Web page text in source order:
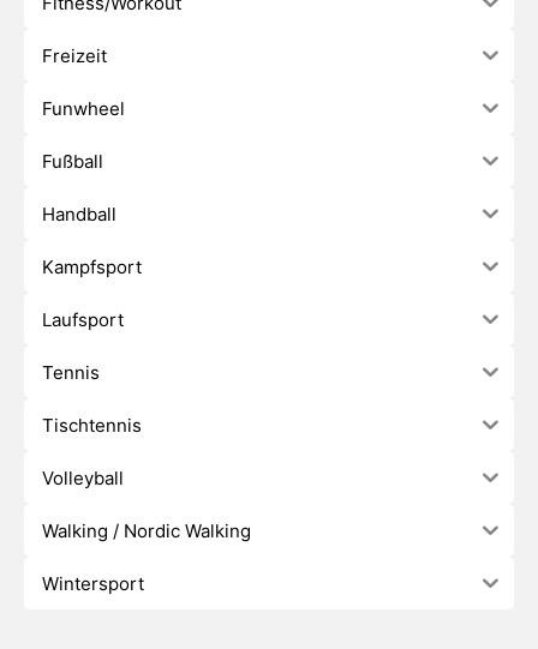
Freizeit
Funwheel
Fußball
Handball
Kampfsport
Laufsport
Tennis
Tischtennis
Volleyball
Walking / Nordic Walking
Wintersport